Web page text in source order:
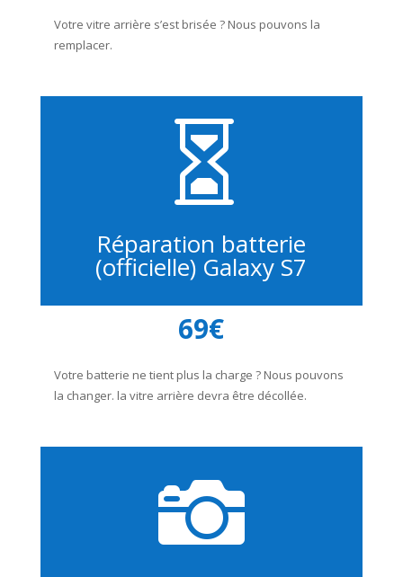
Votre vitre arrière s’est brisée ? Nous pouvons la
remplacer.

Réparation batterie
(officielle) Galaxy S7
69€
Votre batterie ne tient plus la charge ? Nous pouvons
la changer. la vitre arrière devra être décollée.
